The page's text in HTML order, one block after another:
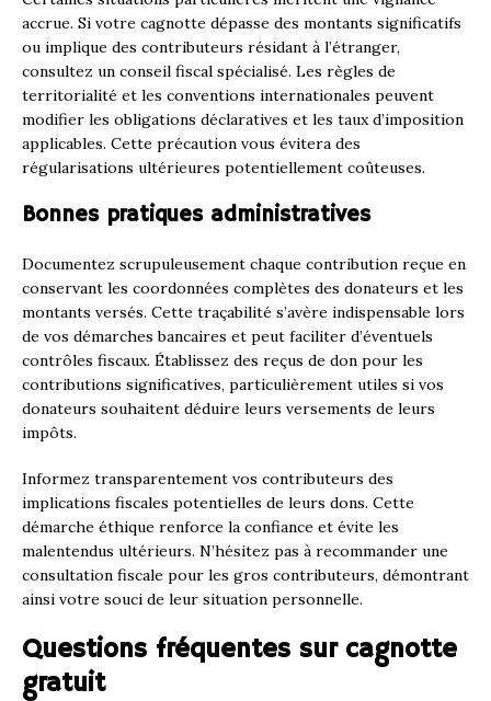
accrue. Si votre cagnotte dépasse des montants significatifs
ou implique des contributeurs résidant à l’étranger,
consultez un conseil fiscal spécialisé. Les règles de
territorialité et les conventions internationales peuvent
modifier les obligations déclaratives et les taux d’imposition
applicables. Cette précaution vous évitera des
régularisations ultérieures potentiellement coûteuses.
Bonnes pratiques administratives
Documentez scrupuleusement chaque contribution reçue en
conservant les coordonnées complètes des donateurs et les
montants versés. Cette traçabilité s’avère indispensable lors
de vos démarches bancaires et peut faciliter d’éventuels
contrôles fiscaux. Établissez des reçus de don pour les
contributions significatives, particulièrement utiles si vos
donateurs souhaitent déduire leurs versements de leurs
impôts.
Informez transparentement vos contributeurs des
implications fiscales potentielles de leurs dons. Cette
démarche éthique renforce la confiance et évite les
malentendus ultérieurs. N’hésitez pas à recommander une
consultation fiscale pour les gros contributeurs, démontrant
ainsi votre souci de leur situation personnelle.
Questions fréquentes sur cagnotte
gratuit